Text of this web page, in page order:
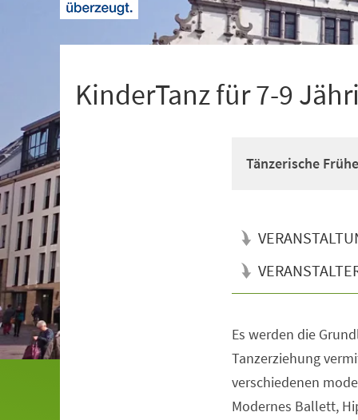
KinderTanz für 7-9
Tänzerische
Es werden die
Tanzerziehung
verschiedenen
Modernes Ballett,